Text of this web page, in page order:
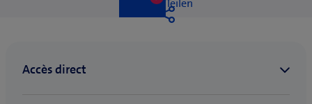
likesTeilen